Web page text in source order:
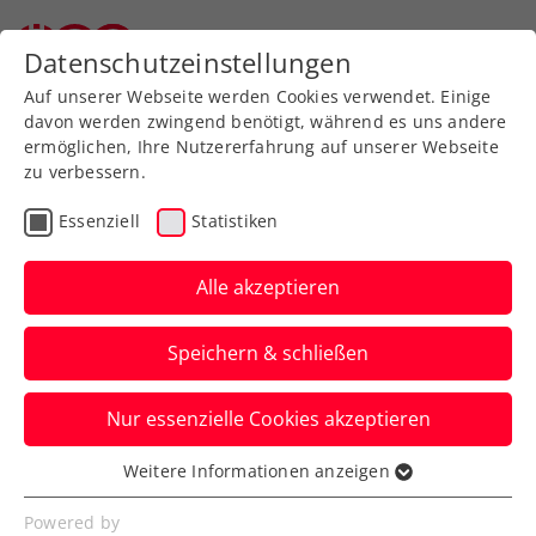
Zurück zur Newsübersicht
Davis Cup
Zwei Dreisatz-
Niederlagen: Bitterer 1.
Tag für ÖTV-Herren in
Schwechat
Jurij Rodionov und Sebastian Ofner
verlieren jeweils ganz knapp. Am Samstag
braucht es nun drei Siege.
Datenschutzeinstellungen
Auf unserer Webseite werden Cookies verwendet. Einige
davon werden zwingend benötigt, während es uns andere
ermöglichen, Ihre Nutzererfahrung auf unserer Webseite
zu verbessern.
Essenziell Statistiken
Alle akzeptieren
Speichern & schließen
Nur essenzielle Cookies akzeptieren
Essenziell
Essenzielle Cookies werden für grundlegende
Weitere Informationen anzeigen
Powered by